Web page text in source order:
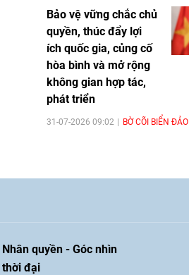
Bảo vệ vững chắc chủ
quyền, thúc đẩy lợi
ích quốc gia, củng cố
hòa bình và mở rộng
không gian hợp tác,
phát triển
31-07-2026 09:02 BỜ CÕI BIỂN ĐẢO
Nhân quyền - Góc nhìn
thời đại